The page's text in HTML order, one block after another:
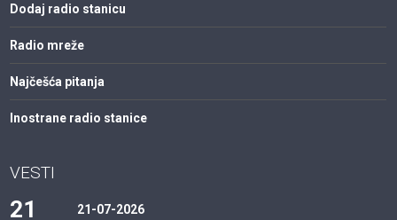
Dodaj radio stanicu
Radio mreže
Najčešća pitanja
Inostrane radio stanice
VESTI
21
21-07-2026